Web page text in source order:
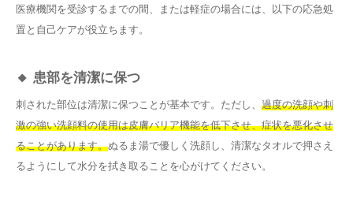
医療機関を受診するまでの間、または軽症の場合には、以下の応急処
置と自己ケアが役立ちます。
🔸 患部を清潔に保つ
刺された部位は清潔に保つことが基本です。ただし、 過度の洗顔や刺
激の強い洗顔料の使用は皮膚バリア機能を低下させ、症状を悪化させ
ることがあります。ぬるま湯で優しく洗顔し、清潔なタオルで押さえ
るようにして水分を拭き取ることを心がけてください。